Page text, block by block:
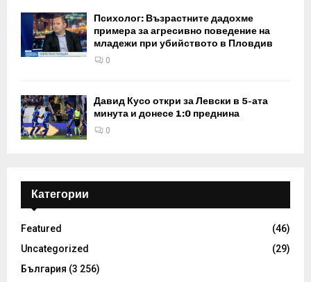
Психолог: Възрастните дадохме
примера за агресивно поведение на
младежи при убийството в Пловдив
0
Давид Кусо откри за Левски в 5-ата
минута и донесе 1:0 преднина
0
Категории
Featured
(46)
Uncategorized
(29)
България (3 256)